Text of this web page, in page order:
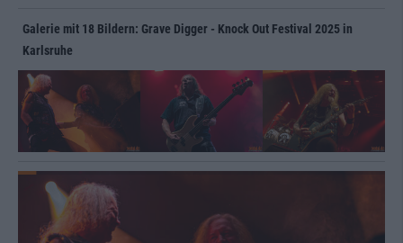
Galerie mit 18 Bildern: Grave Digger - Knock Out Festival 2025 in
Karlsruhe